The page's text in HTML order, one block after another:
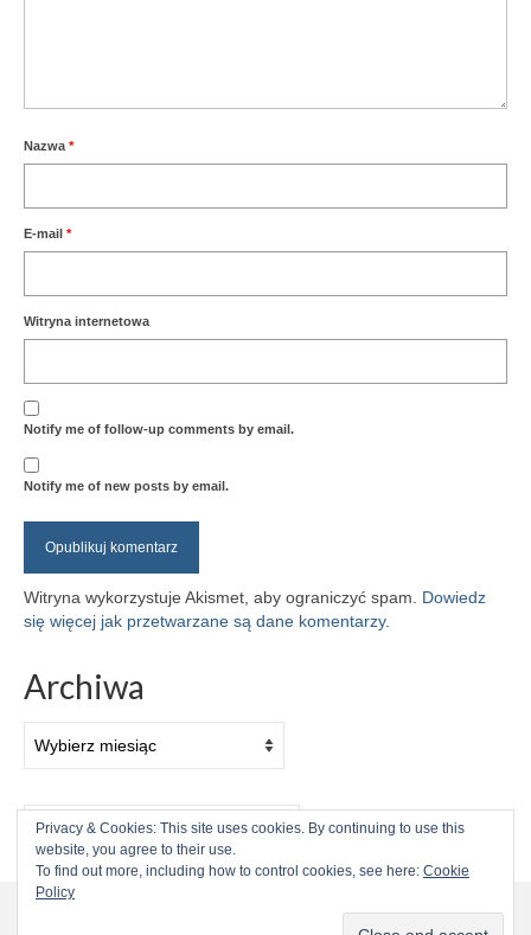
Nazwa *
E-mail *
Witryna internetowa
Notify me of follow-up comments by email.
Notify me of new posts by email.
Witryna wykorzystuje Akismet, aby ograniczyć spam. Dowiedz
się więcej jak przetwarzane są dane komentarzy.
Archiwa
Szuklaj
w:
Privacy & Cookies: This site uses cookies. By continuing to use this
website, you agree to their use.
To find out more, including how to control cookies, see here: Cookie
Policy
Kontynuując przebywanie na stronie, zgadzasz się na użycie